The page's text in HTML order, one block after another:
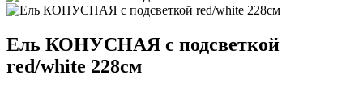
Ель КОНУСНАЯ с подсветкой
red/white 228см